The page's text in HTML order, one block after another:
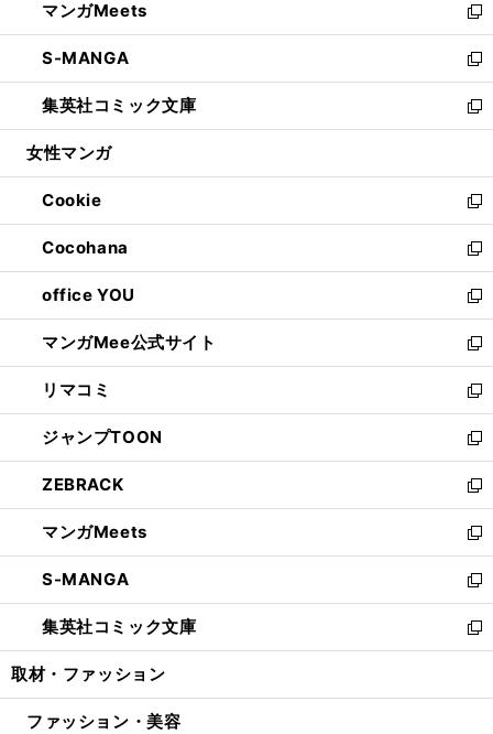
く
で
開
く
ド
ウ
で
開
く
ィ
ン
ド
ウ
で
開
い
ウ
ィ
ン
ド
ウ
開
く
マンガMeets
新
し
い
ウ
ィ
ン
ウ
で
開
く
S-MANGA
新
し
い
ウ
ン
ド
ウ
で
開
く
集英社コミック文庫
新
し
ウ
ィ
ン
ド
ウ
で
開
く
女性マンガ
Cookie
新
し
い
ウ
ィ
ン
ド
ウ
で
開
く
Cocohana
新
し
い
ウ
ィ
ン
ド
ウ
で
開
く
office YOU
新
し
い
ウ
ィ
ン
ド
ウ
で
開
く
マンガMee公式サイト
新
し
い
ウ
ィ
ン
ド
ウ
で
開
く
リマコミ
新
し
い
ウ
ィ
ン
ド
ウ
で
開
く
ジャンプTOON
新
し
い
ウ
ィ
ン
ド
ウ
で
開
ZEBRACK
新
し
い
ウ
ィ
ン
ド
ウ
開
マンガMeets
新
し
い
ウ
ィ
ン
ウ
S-MANGA
新
し
い
ウ
ン
集英社コミック文庫
新
し
ウ
取材・ファッション
ファッション・美容